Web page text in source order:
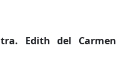
Edith del Carmen